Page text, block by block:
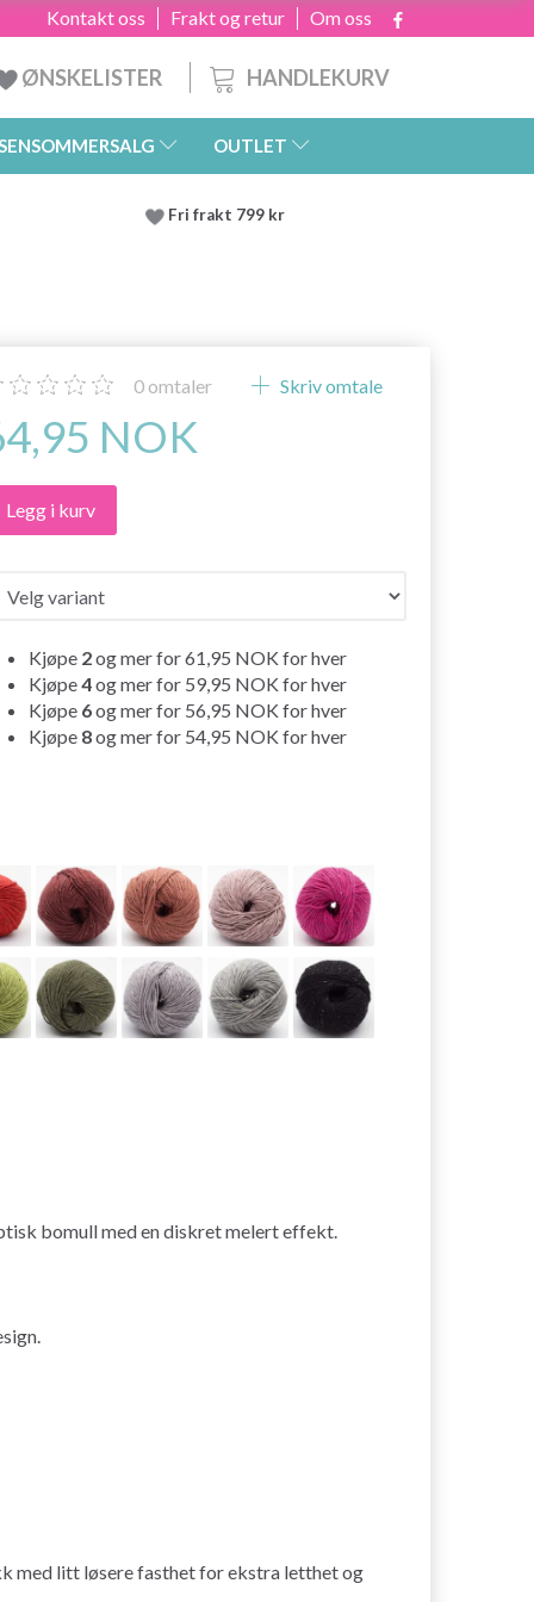
Om oss
Frakt og retur
Kontakt oss
HANDLEKURV
ØNSKELISTER
OUTLET
Fri frakt 799 kr
0 omtaler Skriv omtale
NOK
Legg i kurv
Kjøpe 2og mer for61,95 NOKfor hver
Kjøpe4og mer for 59,95 NOKfor hver
Kjøpe 6og mer for 56,95 NOKfor hver
Kjøpe 8og mer for 54,95 NOKfor hver
bomull med en diskret melert effekt.
med litt løsere fasthet for ekstra letthet og